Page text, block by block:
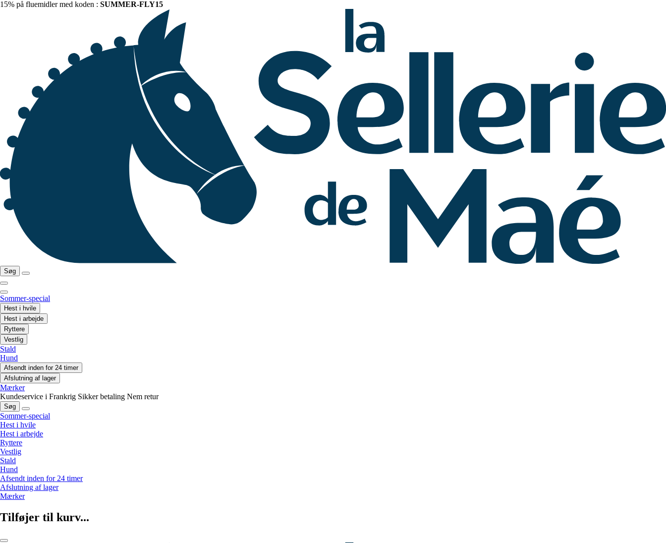
15% på fluemidler med koden : SUMMER-FLY15
Søg
Sommer-special
Hest i hvile
Hest i arbejde
Ryttere
Vestlig
Stald
Hund
Afsendt inden for 24 timer
Afslutning af lager
Mærker
Kundeservice i Frankrig Sikker betaling Nem retur
Søg
Sommer-special
Hest i hvile
Hest i arbejde
Ryttere
Vestlig
Stald
Hund
Afsendt inden for 24 timer
Afslutning af lager
Mærker
Tilføjer til kurv...